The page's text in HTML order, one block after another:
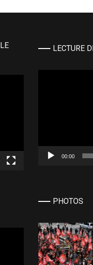
LECTURE
00:00
PHOTOS